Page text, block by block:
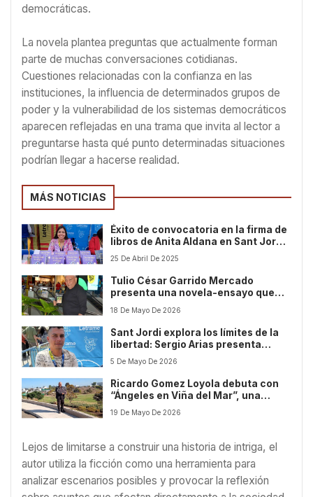
democráticas.
La novela plantea preguntas que actualmente forman
parte de muchas conversaciones cotidianas.
Cuestiones relacionadas con la confianza en las
instituciones, la influencia de determinados grupos de
poder y la vulnerabilidad de los sistemas democráticos
aparecen reflejadas en una trama que invita al lector a
preguntarse hasta qué punto determinadas situaciones
podrían llegar a hacerse realidad.
MÁS NOTICIAS
Éxito de convocatoria en la firma de
libros de Anita Aldana en Sant Jordi
2025
25 De Abril De 2025
Tulio César Garrido Mercado
presenta una novela-ensayo que
denuncia la degradación humana y
ambiental contemporánea
18 De Mayo De 2026
Sant Jordi explora los límites de la
libertad: Sergio Arias presenta
“Calles y cadenas”
5 De Mayo De 2026
Ricardo Gomez Loyola debuta con
“Ángeles en Viña del Mar”, una
novela espiritual que mezcla amor,
destino y el mundo invisible de los
19 De Mayo De 2026
Lejos de limitarse a construir una historia de intriga, el
autor utiliza la ficción como una herramienta para
analizar escenarios posibles y provocar la reflexión